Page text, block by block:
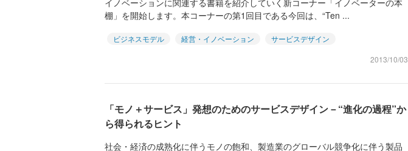
イノベーションに関連する書籍を紹介していく新コーナー「イノベーターの本
棚」を開始します。本コーナーの第1回目である今回は、“Ten ...
ビジネスモデル 経営・イノベーション
サービスデザイン
2013/10/03
「モノ＋サービス」発想のためのサービスデザイン－“進化の過程”か
ら得られるヒント
社会・経済の成熟化に伴うモノの飽和、製造業のグローバル競争化に伴う製品